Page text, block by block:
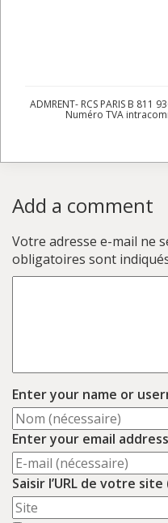
ADMRENT- RCS PARIS B 811
Numéro TVA
Add a comment
Votre adresse e-mail ne
obligatoires sont
Enter your name or
Enter your email
Saisir l’URL de votre